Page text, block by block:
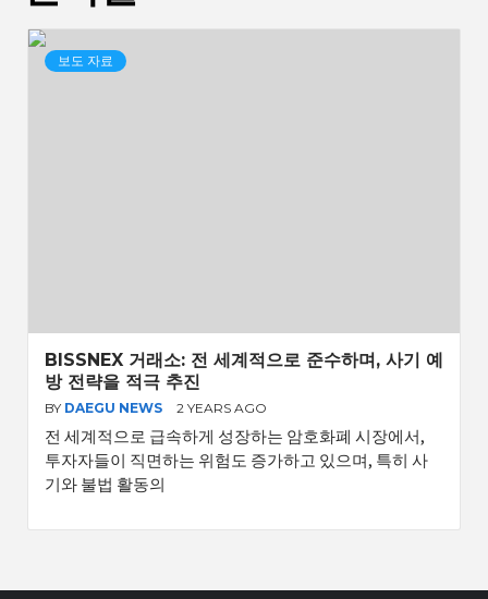
보도 자료
BISSNEX 거래소: 전 세계적으로 준수하며, 사기 예
방 전략을 적극 추진
BY DAEGU NEWS 2 YEARS AGO
전 세계적으로 급속하게 성장하는 암호화폐 시장에서,
투자자들이 직면하는 위험도 증가하고 있으며, 특히 사
기와 불법 활동의